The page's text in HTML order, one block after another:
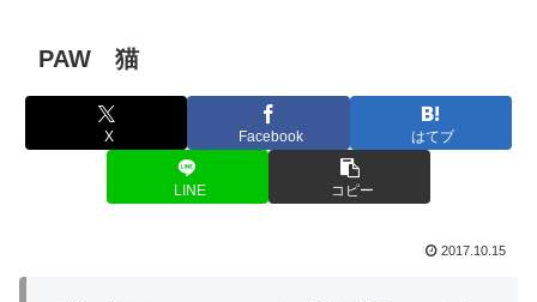
PAW 猫
X Facebook はてブ
LINE コピー
2017.10.15